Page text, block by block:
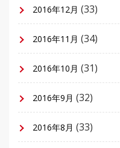
2016年12月 (33)
2016年11月 (34)
2016年10月 (31)
2016年9月 (32)
2016年8月 (33)